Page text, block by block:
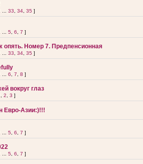
33 34 35 ]
5 6 7 ]
опять. Номер 7. Предпенсионная
33 34 35 ]
6 7 8 ]
вокруг глаз
2 3 ]
Евро-Азии:)!!!
5 6 7 ]
5 6 7 ]